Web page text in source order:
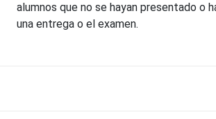
alumnos que no se hayan presentado o
una entrega o el examen.